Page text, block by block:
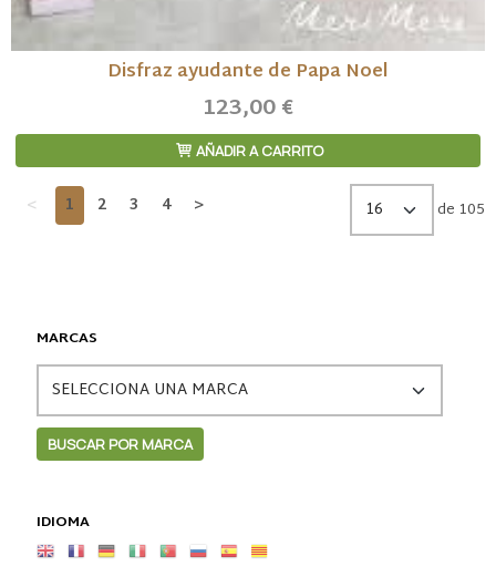
MARCAS
IDIOMA
Disfraz ayudante de Papa Noel
123,00 €
AÑADIR A CARRITO
< 1 2 3 4 > de 105